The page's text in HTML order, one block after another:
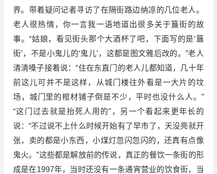
界。带着疑问记者寻访了在隔街路边纳凉的几位老人。
老人很热情，你一言我一语地道出很多关于簋街的故
事。“姑娘，看见街头那个大酒杯了吧，下面写的是‘簋
街’，不是小鬼儿的‘鬼儿’，这都是图文雅后改的。”老人
清清嗓子接着说：“住在东直门的老人儿都知道，几十年
前这儿可并不是这样，从城门楼往外看是一大片的坟
场，城门里的棺材铺子倒是不少，平时也没什么人。”
“这门过去就是抬死人用的”，另一个看起来更年长的
说：“不过说不上什么时候开始有了早市了，天没亮就开
张，卖的都是小东西，小煤灯忽闪忽闪的，还真有点像
鬼火。”这些都是解放前的传说，真正的餐饮一条街的形
成是在1997年，当时还没有一条通宵营业的饮食街，当